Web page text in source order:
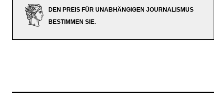
DEN PREIS FÜR UNABHÄNGIGEN JOURNALISMUS
BESTIMMEN SIE.